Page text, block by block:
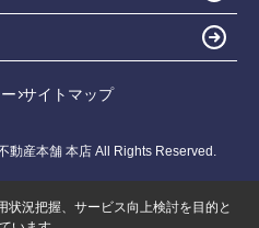
サイトマップ
動産本舗 本店 All Rights Reserved.
状況把握、サービス向上検討を目的と